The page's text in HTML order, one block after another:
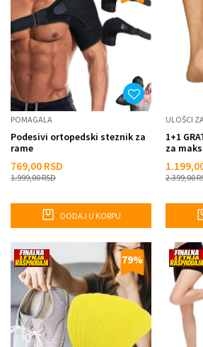
POMAGALA
Podesivi ortopedski steznik za
rame
769,00 RSD
1.999,00RSD
DODAJ U KORPU
ULOŠCI
1+1
za
2.399,00
79%